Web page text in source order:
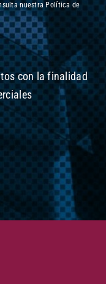
nuestra Política de
con la finalidad